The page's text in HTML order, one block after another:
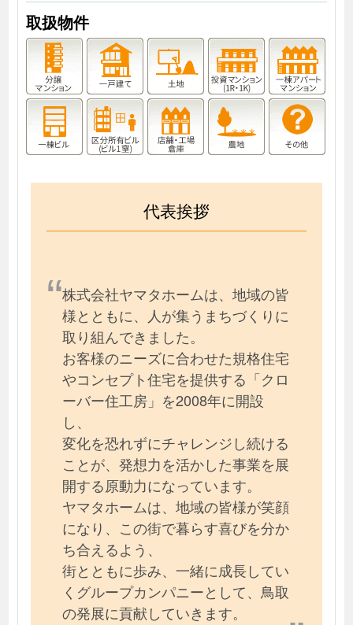
取扱物件
代表挨拶
株式会社ヤマタホームは、地域の皆
様とともに、人が集うまちづくりに
取り組んできました。
お客様のニーズに合わせた規格住宅
やコンセプト住宅を提供する「クロ
ーバー住工房」を2008年に開設
し、
変化を恐れずにチャレンジし続ける
ことが、発想力を活かした事業を展
開する原動力になっています。
ヤマタホームは、地域の皆様が笑顔
になり、この街で暮らす喜びを分か
ち合えるよう、
街とともに歩み、一緒に成長してい
くグループカンパニーとして、鳥取
の発展に貢献していきます。